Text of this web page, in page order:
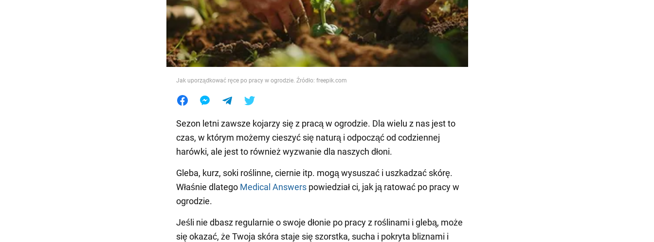
Jedzenie
Jak uporządkować ręce po pracy w ogrodzie. Źródło: freepik.com
Sezon letni zawsze kojarzy się z pracą w ogrodzie. Dla wielu z nas jest to
czas, w którym możemy cieszyć się naturą i odpocząć od codziennej
harówki, ale jest to również wyzwanie dla naszych dłoni.
Gleba, kurz, soki roślinne, ciernie itp. mogą wysuszać i uszkadzać skórę.
Właśnie dlatego Medical Answers powiedział ci, jak ją ratować po pracy w
ogrodzie.
Jeśli nie dbasz regularnie o swoje dłonie po pracy z roślinami i glebą, może
się okazać, że Twoja skóra staje się szorstka, sucha i pokryta bliznami i